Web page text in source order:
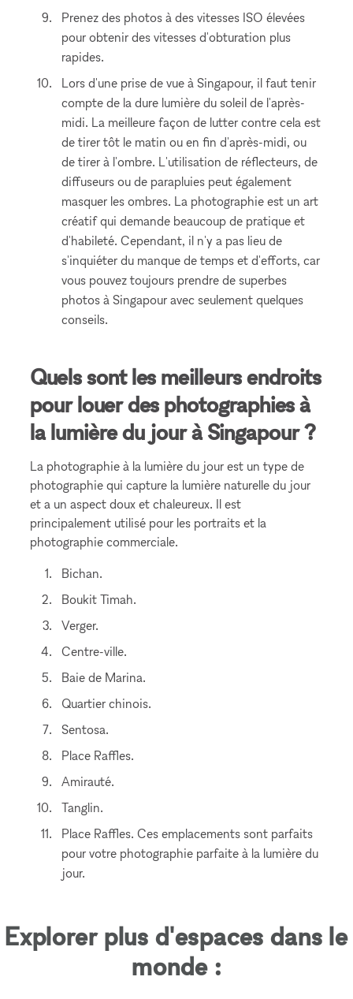
Prenez des photos à des vitesses ISO élevées
pour obtenir des vitesses d'obturation plus
rapides.
Lors d'une prise de vue à Singapour, il faut tenir
compte de la dure lumière du soleil de l'après-
midi. La meilleure façon de lutter contre cela est
de tirer tôt le matin ou en fin d'après-midi, ou
de tirer à l'ombre. L'utilisation de réflecteurs, de
diffuseurs ou de parapluies peut également
masquer les ombres. La photographie est un art
créatif qui demande beaucoup de pratique et
d'habileté. Cependant, il n'y a pas lieu de
s'inquiéter du manque de temps et d'efforts, car
vous pouvez toujours prendre de superbes
photos à Singapour avec seulement quelques
conseils.
Quels sont les meilleurs endroits
pour louer des photographies à
la lumière du jour à Singapour ?
La photographie à la lumière du jour est un type de
photographie qui capture la lumière naturelle du jour
et a un aspect doux et chaleureux. Il est
principalement utilisé pour les portraits et la
photographie commerciale.
Bichan.
Boukit Timah.
Verger.
Centre-ville.
Baie de Marina.
Quartier chinois.
Sentosa.
Place Raffles.
Amirauté.
Tanglin.
Place Raffles. Ces emplacements sont parfaits
pour votre photographie parfaite à la lumière du
jour.
Explorer plus d'espaces dans le
monde :